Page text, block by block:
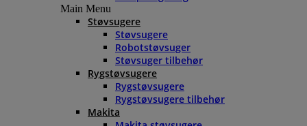
Main Menu
Støvsugere
Støvsugere
Robotstøvsuger
Støvsuger tilbehør
Rygstøvsugere
Rygstøvsugere
Rygstøvsugere tilbehør
Makita